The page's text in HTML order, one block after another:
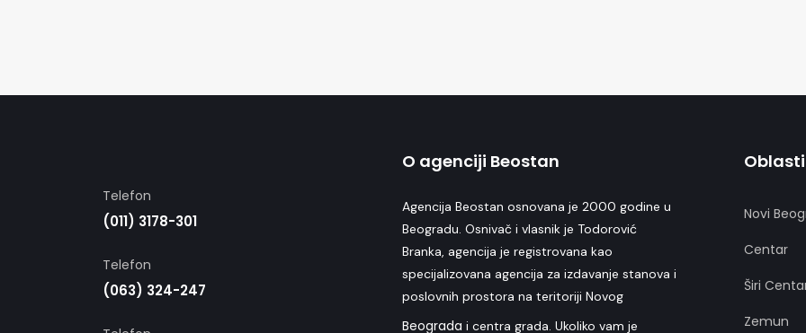
Telefon
(011) 3178-301
Telefon
(063) 324-247
O agenciji Beostan
Agencija Beostan osnovana je 2000 godine u
Beogradu. Osnivač i vlasnik je Todorović
Branka, agencija je registrovana kao
specijalizovana agencija za izdavanje stanova i
poslovnih prostora na teritoriji Novog
Beograda i centra grada. Ukoliko vam je
Oblasti
Novi
Centar
Širi
Zemun